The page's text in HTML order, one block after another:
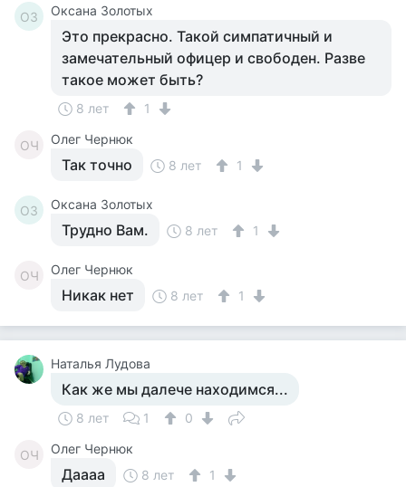
ОЗ Оксана Золотых
Это прекрасно. Такой симпатичный и
замечательный офицер и свободен. Разве
такое может быть?
8 лет 1
ОЧ Олег Чернюк
Так точно 8 лет 1
ОЗ Оксана Золотых
Трудно Вам. 8 лет 1
ОЧ Олег Чернюк
Никак нет 8 лет 1
Наталья Лудова
Как же мы далече находимся...
8 лет 1 0
ОЧ Олег Чернюк
Даааа 8 лет 1